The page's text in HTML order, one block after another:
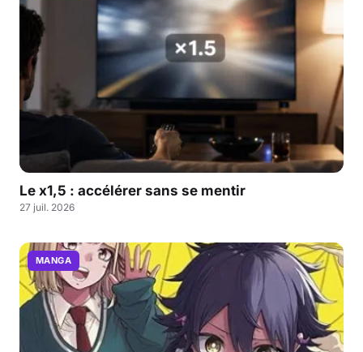
Le x1,5 : accélérer sans se mentir
27 juil. 2026
MANGA